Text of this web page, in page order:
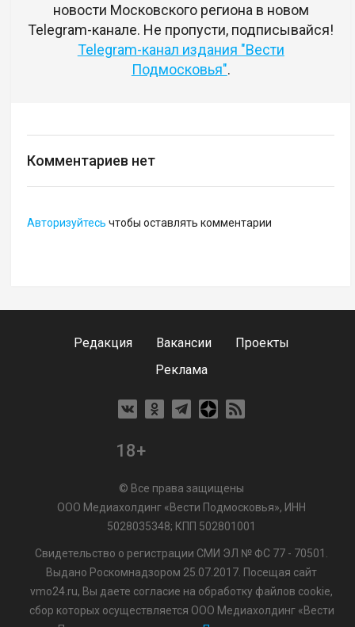
новости Московского региона в новом
Telegram-канале. Не пропусти, подписывайся!
Telegram-канал издания "Вести
Подмосковья".
Комментариев нет
Авторизуйтесь чтобы оставлять комментарии
Редакция Вакансии
Проекты
Реклама
18+
© Все права защищены
ООО Медиахолдинг «Вести Подмосковья», ИНН
5028035348; КПП 502801001
Свидетельство о регистрации СМИ ЭЛ № ФС 77 - 70501.
Выдано Роскомнадзором 25.07.2017. Посещая сайт
vmo24.ru, Вы даете согласие на обработку файлов cookie,
сбор которых осуществляется ООО Медиахолдинг «Вести